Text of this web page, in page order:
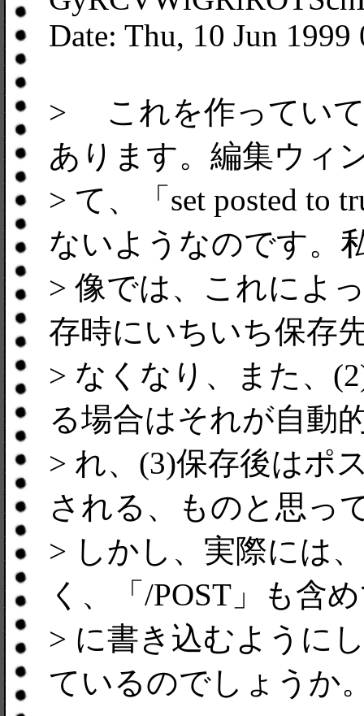
Date: Thu, 10 Jun
> これを作っていて
あります。編集ウィ
> て、「set posted to
ないようなのです。
> 像では、これによ
存時にいちいち保存
> なくなり、また、
る場合はそれが自動
> れ、(3)保存後はポ
される、ものと思っ
> しかし、実際には
く、「/POST」も含
> に書き込むように
ているのでしょうか